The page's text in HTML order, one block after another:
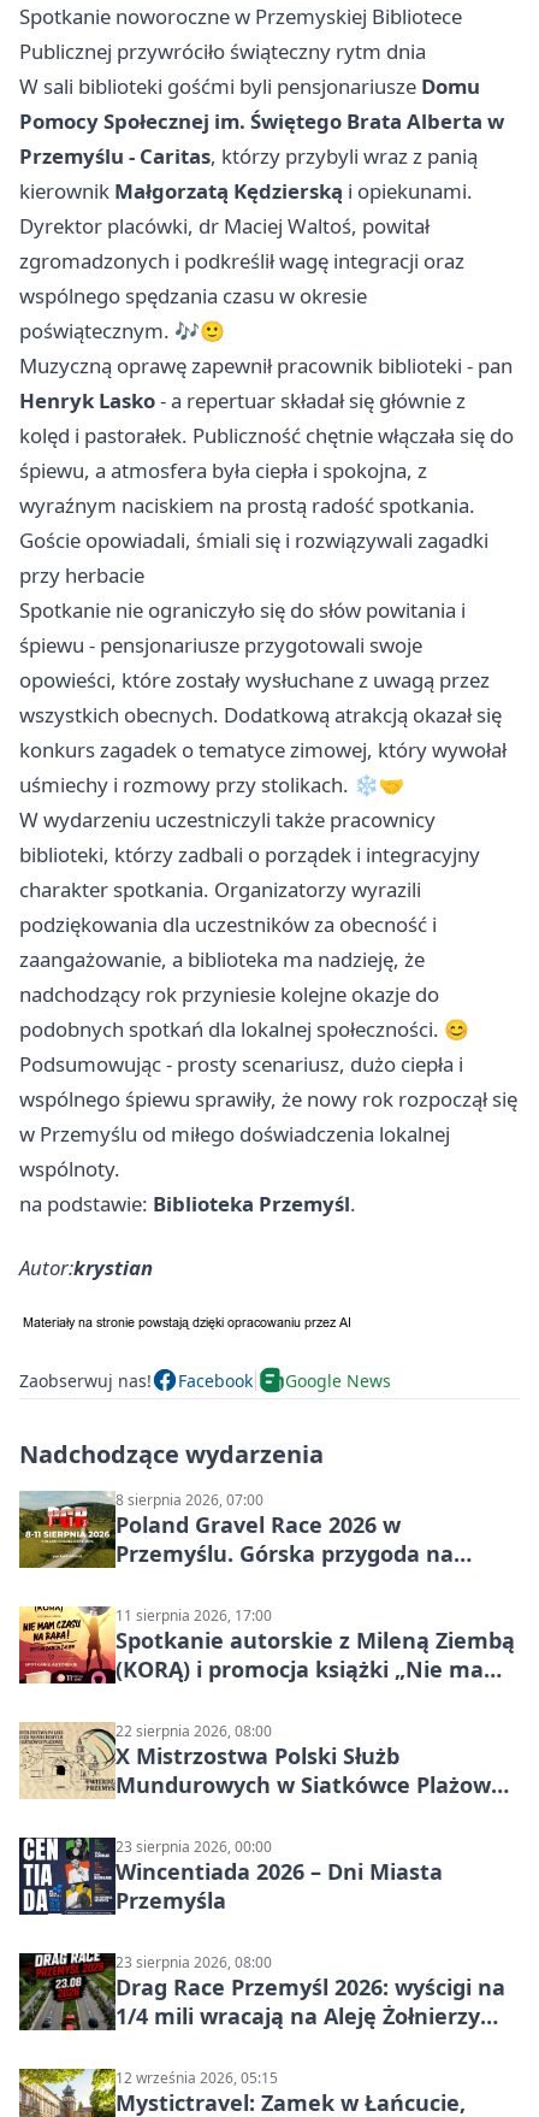
Spotkanie noworoczne w Przemyskiej Bibliotece
Publicznej przywróciło świąteczny rytm dnia
W sali biblioteki gośćmi byli pensjonariusze Domu
Pomocy Społecznej im. Świętego Brata Alberta w
Przemyślu - Caritas, którzy przybyli wraz z panią
kierownik Małgorzatą Kędzierską i opiekunami.
Dyrektor placówki, dr Maciej Waltoś, powitał
zgromadzonych i podkreślił wagę integracji oraz
wspólnego spędzania czasu w okresie
poświątecznym. 🎶🙂
Muzyczną oprawę zapewnił pracownik biblioteki - pan
Henryk Lasko- a repertuar składał się głównie z
kolęd i pastorałek. Publiczność chętnie włączała się do
śpiewu, a atmosfera była ciepła i spokojna, z
wyraźnym naciskiem na prostą radość spotkania.
Goście opowiadali, śmiali się i rozwiązywali zagadki
przy herbacie
Spotkanie nie ograniczyło się do słów powitania i
śpiewu - pensjonariusze przygotowali swoje
opowieści, które zostały wysłuchane z uwagą przez
wszystkich obecnych. Dodatkową atrakcją okazał się
konkurs zagadek o tematyce zimowej, który wywołał
uśmiechy i rozmowy przy stolikach. ❄️🤝
W wydarzeniu uczestniczyli także pracownicy
biblioteki, którzy zadbali o porządek i integracyjny
charakter spotkania. Organizatorzy wyrazili
podziękowania dla uczestników za obecność i
zaangażowanie, a biblioteka ma nadzieję, że
nadchodzący rok przyniesie kolejne okazje do
podobnych spotkań dla lokalnej społeczności. 😊
Podsumowując - prosty scenariusz, dużo ciepła i
wspólnego śpiewu sprawiły, że nowy rok rozpoczął się
w Przemyślu od miłego doświadczenia lokalnej
wspólnoty.
na podstawie: Biblioteka Przemyśl.
Autor:krystian
Zaobserwuj nas! Facebook Google News
Nadchodzące wydarzenia
8 sierpnia 2026, 07:00
Poland Gravel Race 2026 w
Przemyślu. Górska przygoda na
11 sierpnia 2026, 17:00
Spotkanie autorskie z Mileną Ziembą
(KORĄ) i promocja książki „Nie mam
22 sierpnia 2026, 08:00
X Mistrzostwa Polski Służb
Mundurowych w Siatkówce Plażowej
23 sierpnia 2026, 00:00
Wincentiada 2026 – Dni Miasta
Przemyśla
23 sierpnia 2026, 08:00
Drag Race Przemyśl 2026: wyścigi na
1/4 mili wracają na Aleję Żołnierzy
12 września 2026, 05:15
Mystictravel: Zamek w Łańcucie,